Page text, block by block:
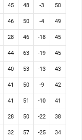
45 48 -3 50
46 50 -4 49
28 46 -18 45
44 63 -19 45
40 53 -13 43
41 50 -9 42
41 51 -10 41
28 50 -22 38
32 57 -25 34